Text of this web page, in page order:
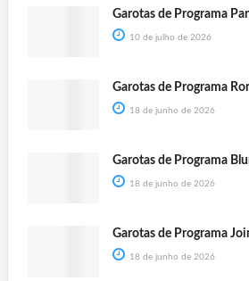
Garotas de Programa
10 de julho de 2026
Garotas de Programa
18 de junho de 2026
Garotas de Programa
18 de junho de 2026
Garotas de Programa
18 de junho de 2026